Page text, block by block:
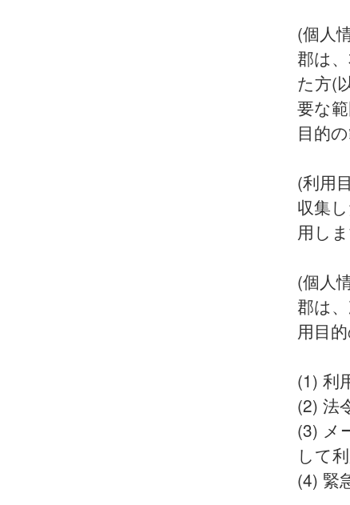
(個人
郡は
た方(
要な
目的
(利用
収集
用しま
(個人
郡は
用目
(1) 利
(2) 法
(3) メ
して
(4) 緊